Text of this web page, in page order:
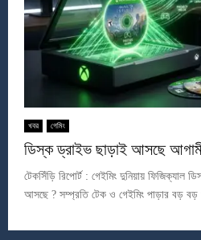
খবর গেমিং
ডিস্ক ড্রাইভ ছাড়াই আসছে আগামী
টেকসিঁড়ি রিপোর্ট : গেইমিং দুনিয়ায় ফিজিক্যাল
আসছে ? সম্প্রতি টেক ও গেইমিং পাড়ার বড় বড়